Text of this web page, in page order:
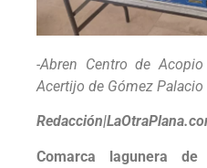
-Abren Centro de
Acertijo de Gómez Palacio
Comarca lagunera de